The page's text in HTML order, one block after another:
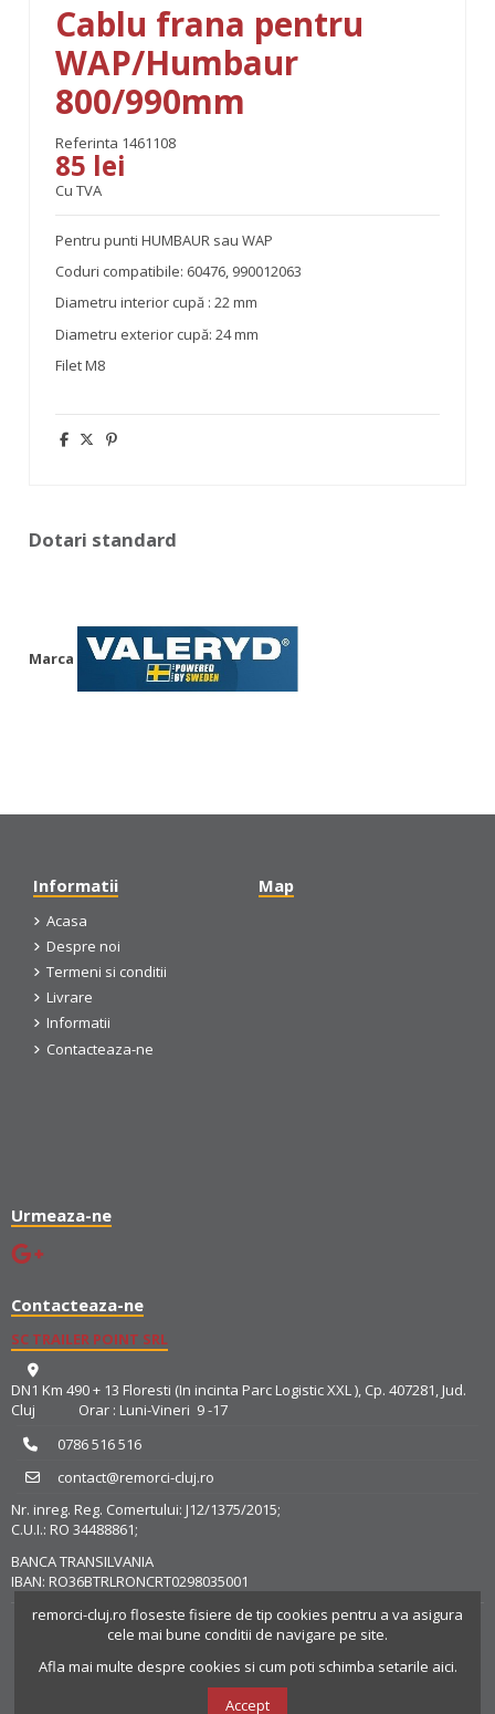
Cablu frana pentru
WAP/Humbaur
800/990mm
Referinta 1461108
85 lei
Cu TVA
Pentru punti HUMBAUR sau WAP
Coduri compatibile: 60476, 990012063
Diametru interior cupă : 22 mm
Diametru exterior cupă: 24 mm
Filet M8
Dotari standard
Marca
Informatii
Acasa
Despre noi
Termeni si conditii
Livrare
Informatii
Contacteaza-ne
Map
Urmeaza-ne
Contacteaza-ne
SC TRAILER POINT SRL
DN1 Km 490 + 13 Floresti (In incinta Parc Logistic XXL ), Cp. 407281, Jud.
Cluj Orar : Luni-Vineri 9 -17
0786 516 516
contact@remorci-cluj.ro
Nr. inreg. Reg. Comertului: J12/1375/2015;
C.U.I.: RO 34488861;
BANCA TRANSILVANIA
IBAN: RO36BTRLRONCRT0298035001
- Magazin Online realizat de
remorci-cluj.ro floseste fisiere de tip cookies pentru a va asigura
cele mai bune conditii de navigare pe site.
Afla mai multe despre cookies si cum poti schimba setarile aici.
Accept